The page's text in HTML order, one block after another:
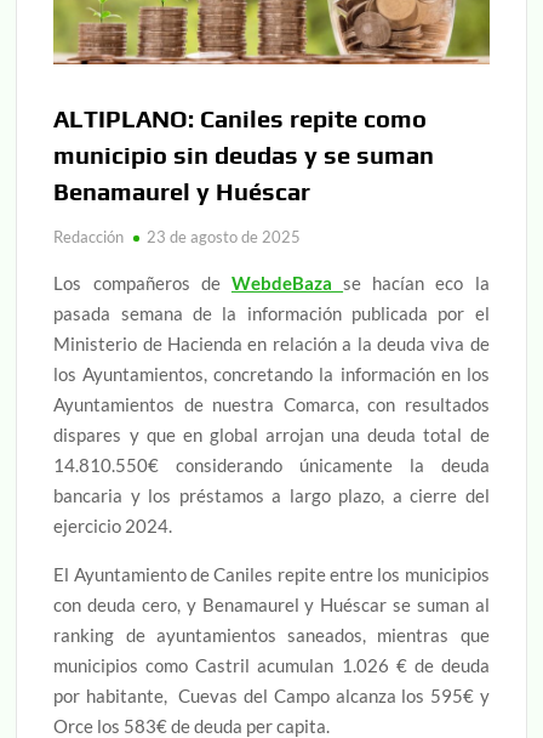
ALTIPLANO: Caniles repite como
municipio sin deudas y se suman
Benamaurel y Huéscar
Redacción 23 de agosto de 2025
Los compañeros de WebdeBazase hacían eco la
pasada semana de la información publicada por el
Ministerio de Hacienda en relación a la deuda viva de
los Ayuntamientos, concretando la información en los
Ayuntamientos de nuestra Comarca, con resultados
dispares y que en global arrojan una deuda total de
14.810.550€ considerando únicamente la deuda
bancaria y los préstamos a largo plazo, a cierre del
ejercicio 2024.
El Ayuntamiento de Caniles repite entre los municipios
con deuda cero, y Benamaurel y Huéscar se suman al
ranking de ayuntamientos saneados, mientras que
municipios como Castril acumulan 1.026 € de deuda
por habitante, Cuevas del Campo alcanza los 595€ y
Orce los 583€ de deuda per capita.